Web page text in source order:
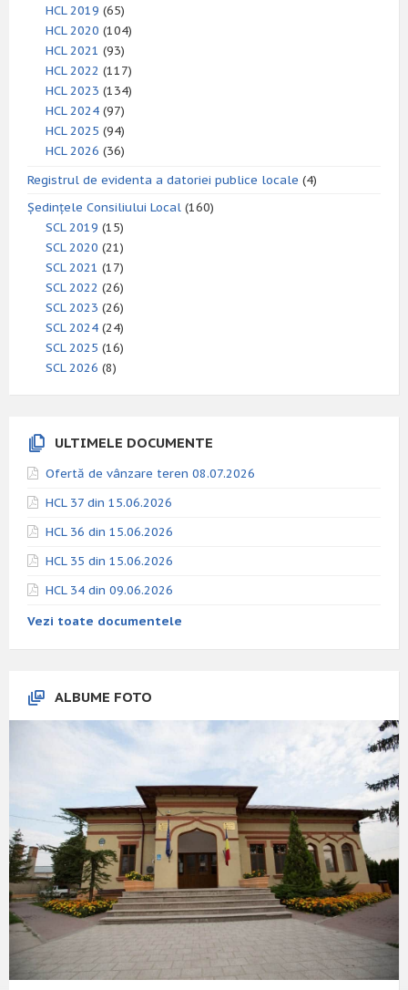
HCL 2019 (65)
HCL 2020 (104)
HCL 2021 (93)
HCL 2022 (117)
HCL 2023 (134)
HCL 2024 (97)
HCL 2025 (94)
HCL 2026 (36)
Registrul de evidenta a datoriei publice locale (4)
Ședințele Consiliului Local (160)
SCL 2019 (15)
SCL 2020 (21)
SCL 2021 (17)
SCL 2022 (26)
SCL 2023 (26)
SCL 2024 (24)
SCL 2025 (16)
SCL 2026 (8)
ULTIMELE DOCUMENTE
Ofertă de vânzare teren 08.07.2026
HCL 37 din 15.06.2026
HCL 36 din 15.06.2026
HCL 35 din 15.06.2026
HCL 34 din 09.06.2026
Vezi toate documentele
ALBUME FOTO